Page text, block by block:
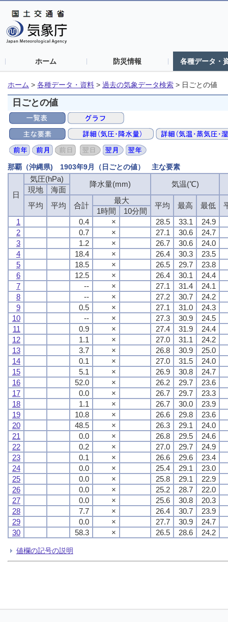
ホーム 防災情報 各種データ・
ホーム > 各種データ・資料 > 過去の気象データ検索 > 日ごとの値
日ごとの値
那覇（沖縄県) 1903年9月（日ごとの値） 主な要素
日
気圧(hPa)
降水量(mm) 気温(℃)
現地
海面
平均
平均 合計
最大
平均 最高 最低
1時間
10分間
1
0.4 × 28.5 33.1
24.9
2
0.7 × 27.1 30.6
24.7
3
1.2 × 26.7 30.6
24.0
4
18.4 × 26.4 30.3
23.5
5
18.5 × 26.5 29.7
23.8
6
12.5 × 26.4 30.1
24.4
7
-- × 27.1 31.4
24.1
8
-- × 27.2 30.7
24.2
9
0.5 × 27.1 31.0
24.3
10
-- × 27.3 30.9
24.5
11
0.9 × 27.4 31.9
24.4
12
1.1 × 27.0 31.1
24.2
13
3.7 × 26.8 30.9
25.0
14
0.1 × 27.0 31.5
24.0
15
5.1 × 26.9 30.8
24.7
16
52.0 × 26.2 29.7
23.6
17
0.0 × 26.7 29.7
23.3
18
1.1 × 26.7 30.0
23.9
19
10.8 × 26.6 29.8
23.6
20
48.5 × 26.3 29.1
24.0
21
0.0 × 26.8 29.5
24.6
22
0.2 × 27.0 29.7
24.9
23
0.1 × 26.6 29.6
23.4
24
0.0 × 25.4 29.1
23.0
25
0.0 × 25.8 29.1
22.9
26
0.0 × 25.2 28.7
22.0
27
0.0 × 25.6 30.8
20.3
28
7.7 × 26.4 30.7
23.9
29
0.0 × 27.7 30.9
24.7
30
58.3 × 26.5 28.6 24.2
値欄の記号の説明